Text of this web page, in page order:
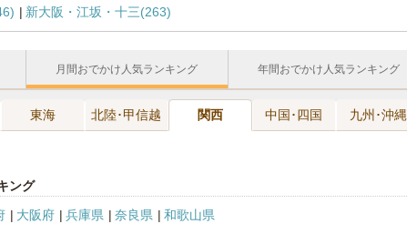
新大阪・江坂・十三(263)
月間おでかけ人気ランキング 年間おでかけ人気ランキング
東海 北陸･甲信越 関西 中国･四国 九州･沖縄
ング
大阪府 兵庫県 奈良県 和歌山県